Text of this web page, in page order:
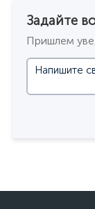
Задайте
Пришлем